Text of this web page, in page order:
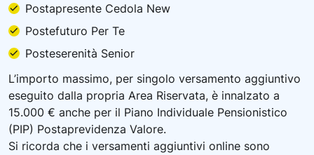
Postapresente Cedola New
Postefuturo Per Te
Posteserenità Senior
L’importo massimo, per singolo versamento aggiuntivo
eseguito dalla propria Area Riservata, è innalzato a
15.000 € anche per il Piano Individuale Pensionistico
(PIP) Postaprevidenza Valore.
Si ricorda che i versamenti aggiuntivi online sono